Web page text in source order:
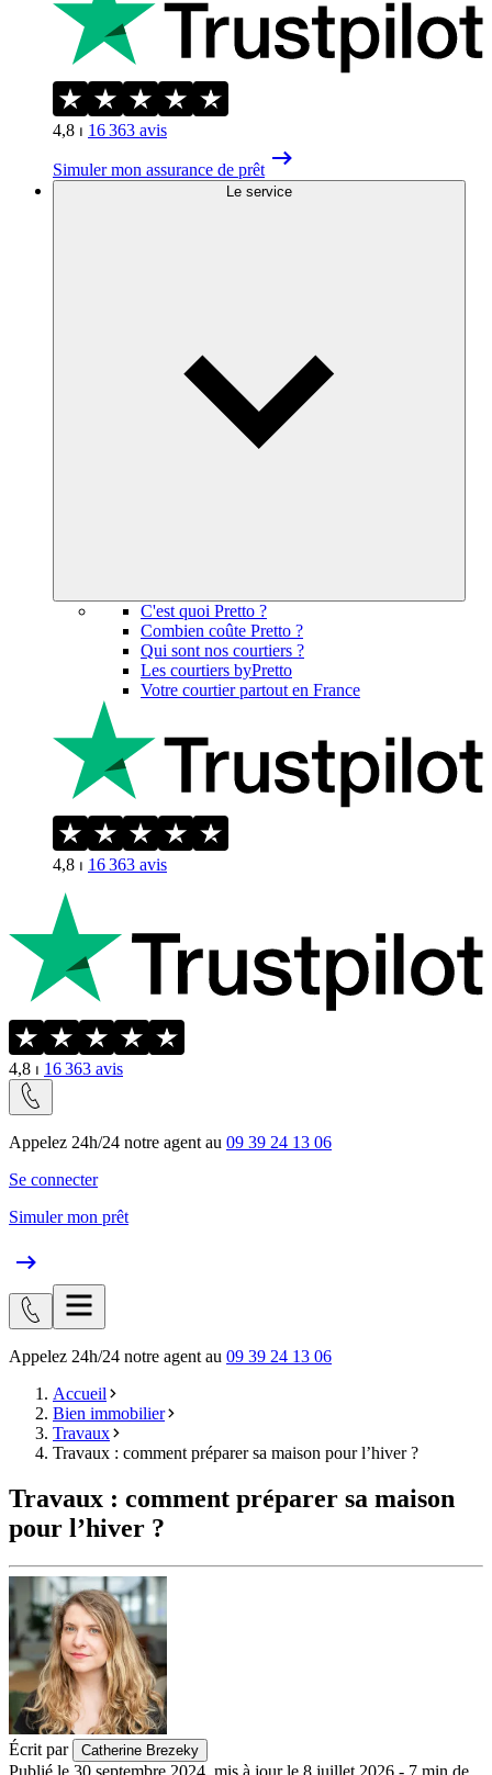
4,8 ⏐ 16 363 avis
Simuler mon assurance de prêt
Le service
C'est quoi Pretto ?
Combien coûte Pretto ?
Qui sont nos courtiers ?
Les courtiers byPretto
Votre courtier partout en France
4,8 ⏐ 16 363 avis
4,8 ⏐ 16 363 avis
Appelez 24h/24 notre agent au 09 39 24 13 06
Se connecter
Simuler mon prêt
Appelez 24h/24 notre agent au 09 39 24 13 06
Accueil
Bien immobilier
Travaux
Travaux : comment préparer sa maison pour l’hiver ?
Travaux : comment préparer sa maison
pour l’hiver ?
Écrit par Catherine Brezeky